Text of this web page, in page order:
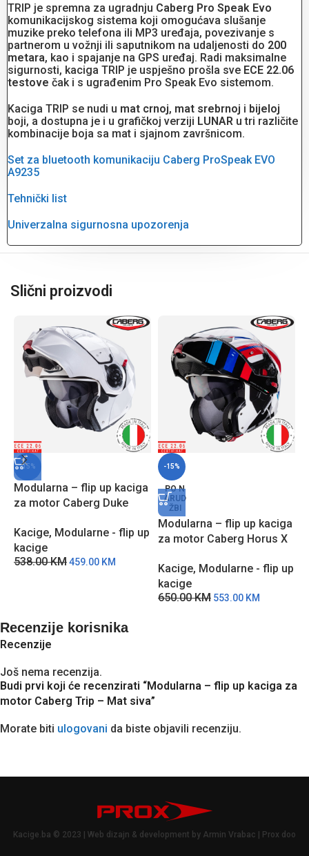
TRIP je spremna za ugradnju Caberg Pro Speak Evo
komunikacijskog sistema koji omogućava slušanje
muzike preko telefona ili MP3 uređaja, povezivanje s
partnerom u vožnji ili saputnikom na udaljenosti do 200
metara, kao i spajanje na GPS uređaj. Radi maksimalne
sigurnosti, kaciga TRIP je uspješno prošla sve ECE 22.06
testove čak i s ugrađenim Pro Speak Evo sistemom.
Kaciga TRIP se nudi u mat crnoj, mat srebrnoj i bijeloj
boji, a dostupna je i u grafičkoj verziji LUNAR u tri različite
kombinacije boja sa mat i sjajnom završnicom.
Set za bluetooth komunikaciju Caberg ProSpeak EVO
A9235
Tehnički list
Univerzalna sigurnosna upozorenja
Slični proizvodi
-15%
Modularna – flip up kaciga
za motor Caberg Duke
Kacige, Modularne - flip up
kacige
538.00KM459.00 KM
-15%
PO N
ARUD
ŽBI
Modularna – flip up kaciga
za motor Caberg Horus X
Kacige, Modularne - flip up
kacige
650.00KM 553.00 KM
Recenzije korisnika
Recenzije
Još nema recenzija.
Budi prvi koji će recenzirati “Modularna – flip up kaciga za
motor Caberg Trip – Mat siva”
Morate biti ulogovani da biste objavili recenziju.
Kacige.ba © 2023 | Web dizajn & development by Armin Vrabac | Prox doo